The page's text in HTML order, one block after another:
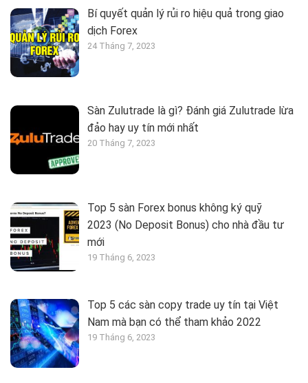
Bí quyết quản lý rủi ro hiệu quả trong giao
dịch Forex
24 Tháng 7, 2023
Sàn Zulutrade là gì? Đánh giá Zulutrade lừa
đảo hay uy tín mới nhất
20 Tháng 7, 2023
Top 5 sàn Forex bonus không ký quỹ
2023 (No Deposit Bonus) cho nhà đầu tư
mới
19 Tháng 6, 2023
Top 5 các sàn copy trade uy tín tại Việt
Nam mà bạn có thể tham khảo 2022
19 Tháng 6, 2023